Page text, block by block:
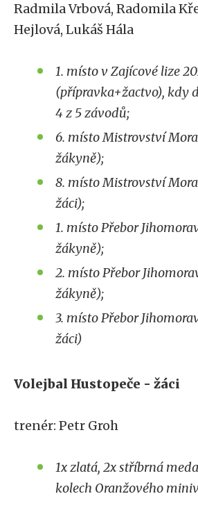
Radmila Vrbová, Radomila
Hejlová, Lukáš Hála
1. místo v Zajícové lize
(přípravka+žactvo), kdy
4 z 5 závodů;
6. místo Mistrovství
žákyně);
8. místo Mistrovství
žáci);
1. místo Přebor
žákyně);
2. místo Přebor
žákyně);
3. místo Přebor
žáci)
Volejbal Hustopeče - žáci
trenér: Petr Groh
1x zlatá, 2x stříbrná
kolech Oranžového